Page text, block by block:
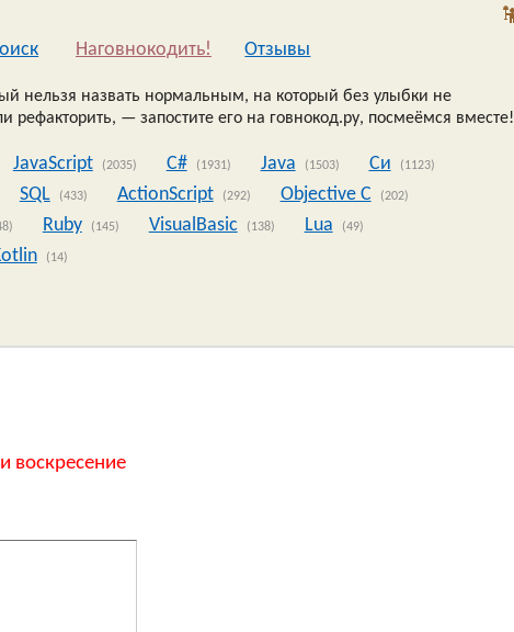
Наговнокодить! Oтзывы
нельзя назвать нормальным, на который без улыбки не
рефакторить, — запостите его на говнокод.ру, посмеёмся вместе!
JavaScript (2035) C# (1931) Java (1503) Си (1123)
SQL (433) ActionScript (292) Objective C (202)
Ruby (145) VisualBasic (138) Lua (49)
(14)
воскресение